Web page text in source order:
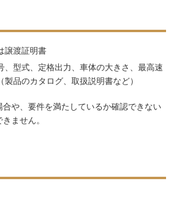
譲渡証明書
、型式、定格出力、車体の大きさ、最高速
製品のカタログ、取扱説明書など）
や、要件を満たしているか確認できない
ません。